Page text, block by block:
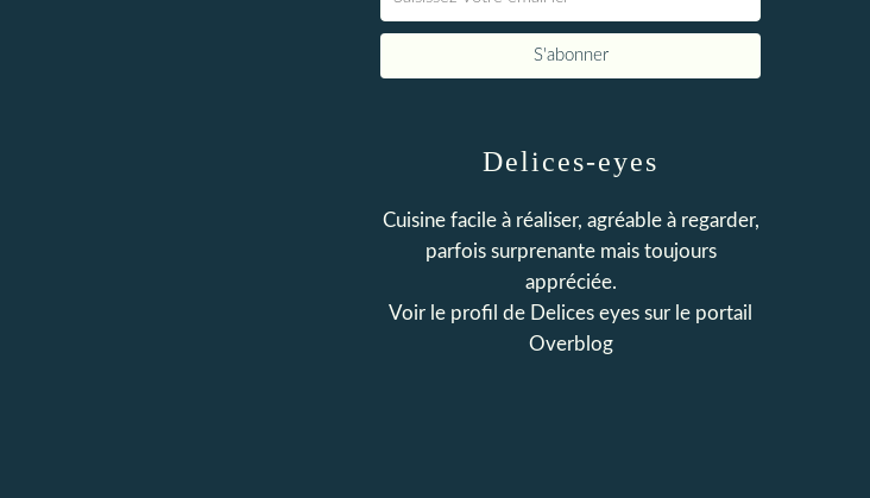
Delices-eyes
Cuisine facile à réaliser, agréable à regarder,
parfois surprenante mais toujours
appréciée.
Voir le profil de Delices eyes sur le portail
Overblog